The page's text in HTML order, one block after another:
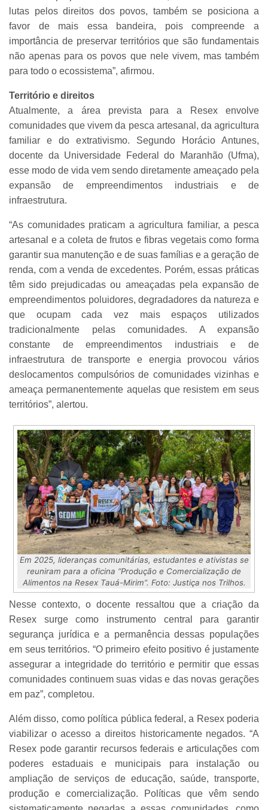
lutas pelos direitos dos povos, também se posiciona a
favor de mais essa bandeira, pois compreende a
importância de preservar territórios que são fundamentais
não apenas para os povos que nele vivem, mas também
para todo o ecossistema”, afirmou.
Território e direitos
Atualmente, a área prevista para a Resex envolve
comunidades que vivem da pesca artesanal, da agricultura
familiar e do extrativismo. Segundo Horácio Antunes,
docente da Universidade Federal do Maranhão (Ufma),
esse modo de vida vem sendo diretamente ameaçado pela
expansão de empreendimentos industriais e de
infraestrutura.
“As comunidades praticam a agricultura familiar, a pesca
artesanal e a coleta de frutos e fibras vegetais como forma
garantir sua manutenção e de suas famílias e a geração de
renda, com a venda de excedentes. Porém, essas práticas
têm sido prejudicadas ou ameaçadas pela expansão de
empreendimentos poluidores, degradadores da natureza e
que ocupam cada vez mais espaços utilizados
tradicionalmente pelas comunidades. A expansão
constante de empreendimentos industriais e de
infraestrutura de transporte e energia provocou vários
deslocamentos compulsórios de comunidades vizinhas e
ameaça permanentemente aquelas que resistem em seus
territórios”, alertou.
Em 2025, lideranças comunitárias, estudantes e ativistas se
reuniram para a oficina “Produção e Comercialização de
Alimentos na Resex Tauá-Mirim”. Foto: Justiça nos Trilhos.
Nesse contexto, o docente ressaltou que a criação da
Resex surge como instrumento central para garantir
segurança jurídica e a permanência dessas populações
em seus territórios. “O primeiro efeito positivo é justamente
assegurar a integridade do território e permitir que essas
comunidades continuem suas vidas e das novas gerações
em paz”, completou.
Além disso, como política pública federal, a Resex poderia
viabilizar o acesso a direitos historicamente negados. “A
Resex pode garantir recursos federais e articulações com
poderes estaduais e municipais para instalação ou
ampliação de serviços de educação, saúde, transporte,
produção e comercialização. Políticas que vêm sendo